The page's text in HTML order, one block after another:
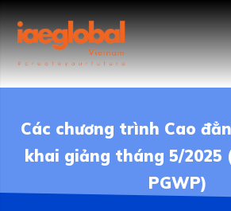
Các chương trình Cao
khai giảng tháng 5/2025
PGWP)